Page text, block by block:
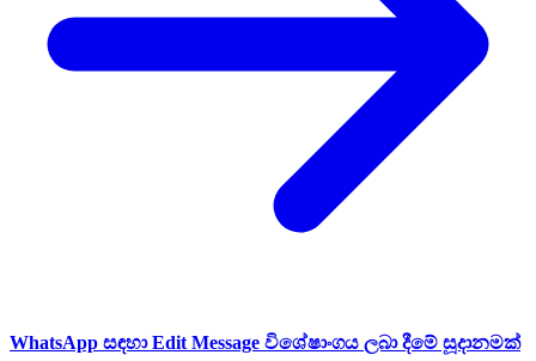
WhatsApp සඳහා Edit Message විශේෂාංගය ලබා දීමේ සූදානමක්